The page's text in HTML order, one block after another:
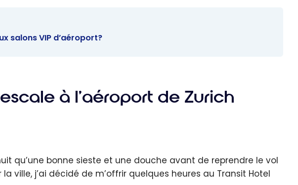
salons VIP d’aéroport?
à l’aéroport de Zurich
qu’une bonne sieste et une douche avant de reprendre le vol
ville, j’ai décidé de m’offrir quelques heures au Transit Hotel